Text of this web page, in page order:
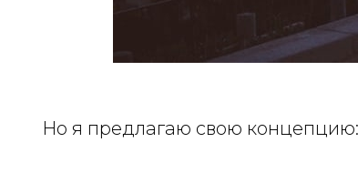
Но я предлагаю свою концепцию: